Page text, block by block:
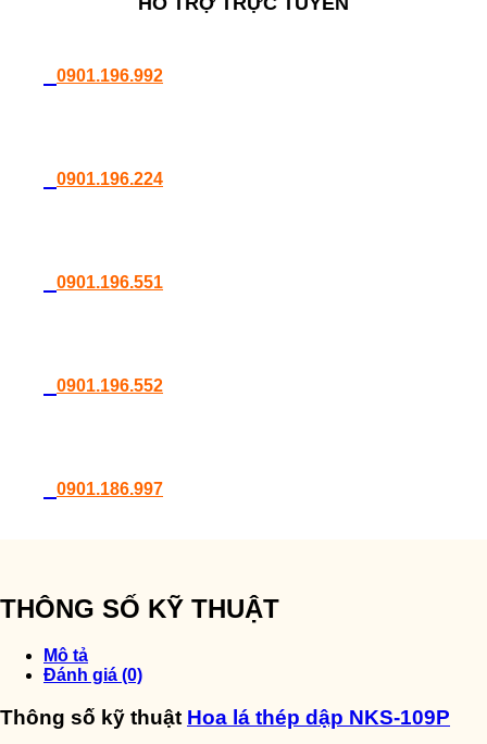
0901.196.992
0901.196.224
0901.196.551
0901.196.552
0901.186.997
THÔNG SỐ KỸ THUẬT
Mô tả
Đánh giá (0)
Thông số kỹ thuật Hoa lá thép dập NKS-109P